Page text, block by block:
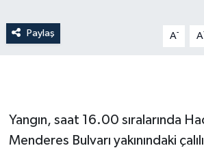
Paylaş A- A
Yangın, saat 16.00 sıralarında
Menderes Bulvarı yakınındaki